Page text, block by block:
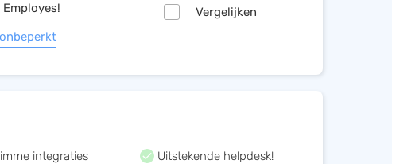
Vergelijken
integraties
Uitstekende helpdesk!